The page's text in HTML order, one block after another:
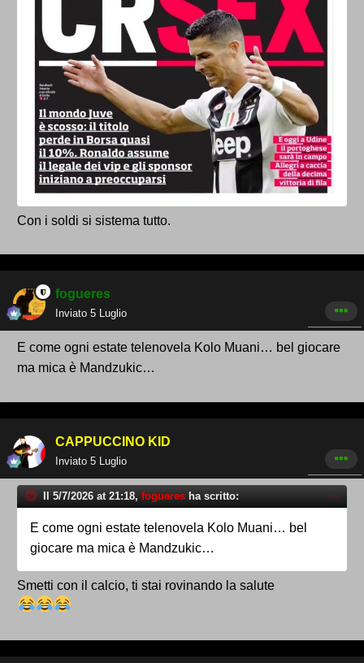
Con i soldi si sistema tutto.
fogueres
Inviato 5 Luglio
E come ogni estate telenovela Kolo Muani… bel giocare
ma mica è Mandzukic…
CAPPUCCINO KID
Inviato 5 Luglio
Il 5/7/2026 at 21:18, fogueres ha scritto:
E come ogni estate telenovela Kolo Muani… bel
giocare ma mica è Mandzukic…
Smetti con il calcio, ti stai rovinando la salute